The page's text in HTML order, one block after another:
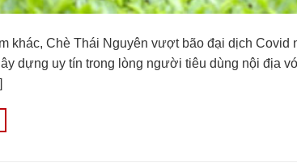
khác, Chè Thái Nguyên vượt bão đại dịch
dựng uy tín trong lòng người tiêu dùng nội địa